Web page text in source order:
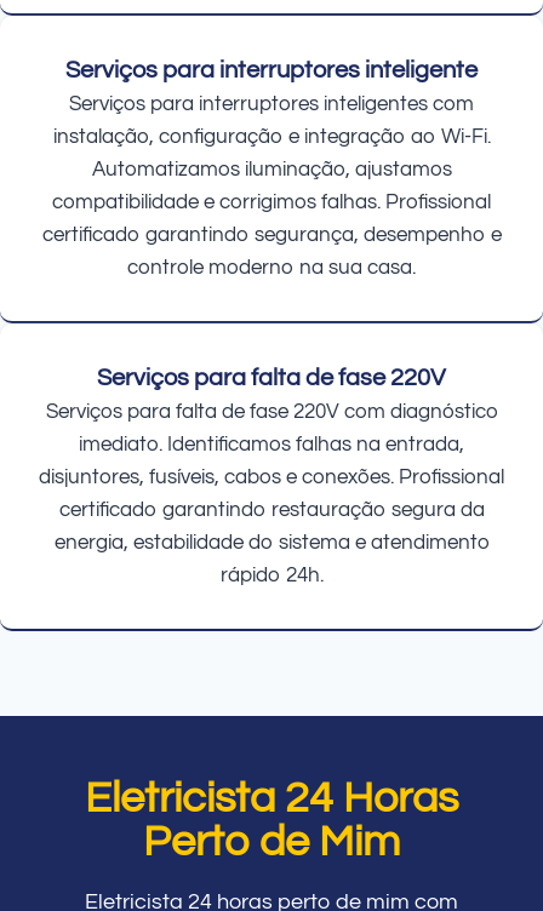
Serviços para interruptores inteligente
Serviços para interruptores inteligentes com
instalação, configuração e integração ao Wi-Fi.
Automatizamos iluminação, ajustamos
compatibilidade e corrigimos falhas. Profissional
certificado garantindo segurança, desempenho e
controle moderno na sua casa.
Serviços para falta de fase 220V
Serviços para falta de fase 220V com diagnóstico
imediato. Identificamos falhas na entrada,
disjuntores, fusíveis, cabos e conexões. Profissional
certificado garantindo restauração segura da
energia, estabilidade do sistema e atendimento
rápido 24h.
Eletricista 24 Horas
Perto de Mim
Eletricista 24 horas perto de mim com